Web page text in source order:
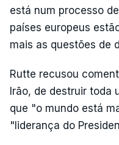
está num processo
países europeus
mais as questões de
Rutte recusou
Irão, de destruir toda
que "o mundo está
"liderança do